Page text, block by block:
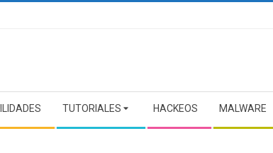
TUTORIALES HACKEOS MALWARE